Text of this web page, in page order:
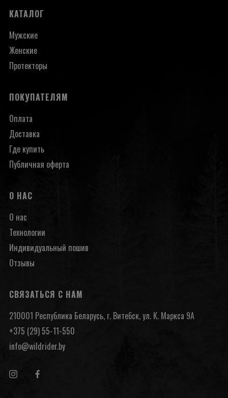
КАТАЛОГ
Мужские
Женские
Протекторы
ПОКУПАТЕЛЯМ
Оплата
Доставка
Где купить
Публичная оферта
О НАС
О нас
Технологии
Индивидуальный пошив
Отзывы
СВЯЗАТЬСЯ С НАМ
210001 Республика Беларусь, г. Витебск, ул. К. Маркса 9А
+375 (29) 55-11-550
info@wildrider.by